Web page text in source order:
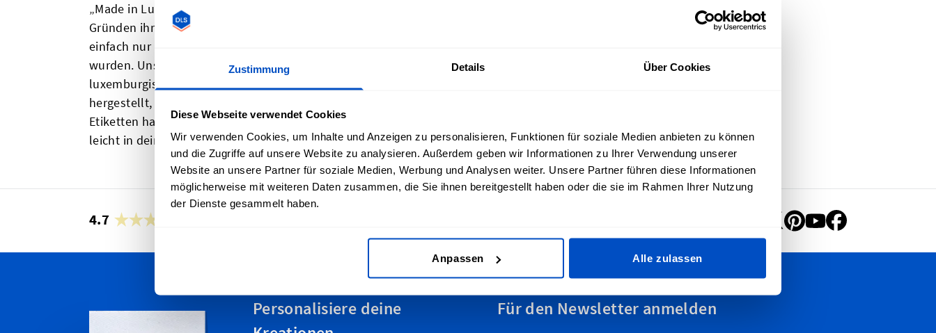
Zustimmung Details Über Cookies
Diese Webseite verwendet Cookies
Wir verwenden Cookies, um Inhalte und Anzeigen zu personalisieren, Funktionen für soziale Medien anbieten zu können
und die Zugriffe auf unsere Website zu analysieren. Außerdem geben wir Informationen zu Ihrer Verwendung unserer
Website an unsere Partner für soziale Medien, Werbung und Analysen weiter. Unsere Partner führen diese Informationen
möglicherweise mit weiteren Daten zusammen, die Sie ihnen bereitgestellt haben oder die sie im Rahmen Ihrer Nutzung
der Dienste gesammelt haben.
Anpassen Alle zulassen
„Made in Luxembourg“-Etiketten sind ideal für alle, die aus regulatorischen
Gründen ihre Arbeit mit Herkunftsland-Etiketten kennzeichnen müssen oder
einfach nur hervorheben möchten, dass ihre Produkte in Luxemburg hergestellt
wurden. Unsere „Made in Luxembourg“-Labels und Etiketten mit der
luxemburgischen Flagge werden mit Sorgfalt auf Jacquard-Webstühlen
hergestellt, was sie hochwertig aussehen lässt und langlebig macht. Unsere
Etiketten haben eine Nahtzugabe und eine horizontale Mittelfalz, sodass sie sich
leicht in deine Artikel einnähen lassen.
4.7
Personalisiere deine
Für den Newsletter anmelden